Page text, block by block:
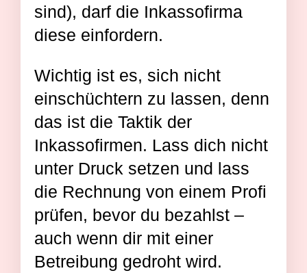
sind), darf die Inkassofirma
diese einfordern.
Wichtig ist es, sich nicht
einschüchtern zu lassen, denn
das ist die Taktik der
Inkassofirmen. Lass dich nicht
unter Druck setzen und lass
die Rechnung von einem Profi
prüfen, bevor du bezahlst –
auch wenn dir mit einer
Betreibung gedroht wird.